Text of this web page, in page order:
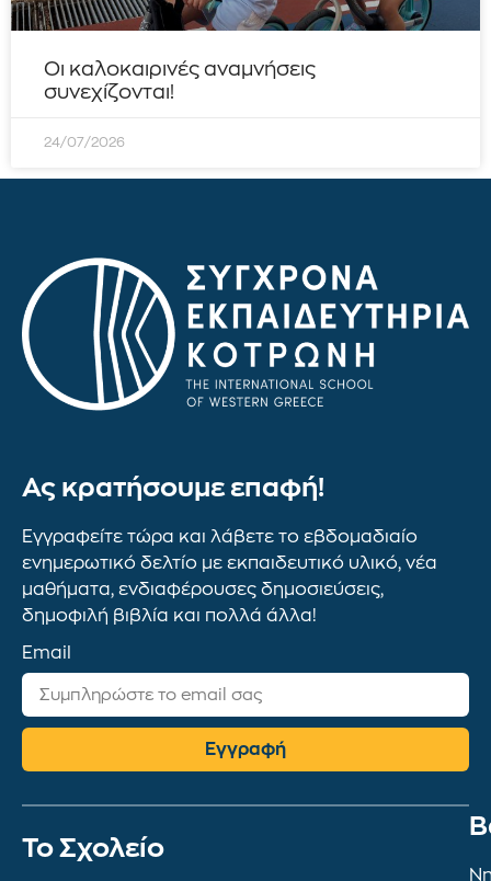
Οι καλοκαιρινές αναμνήσεις
συνεχίζονται!
24/07/2026
Ας κρατήσουμε επαφή!
Εγγραφείτε τώρα και λάβετε το εβδομαδιαίο
ενημερωτικό δελτίο με εκπαιδευτικό υλικό, νέα
μαθήματα, ενδιαφέρουσες δημοσιεύσεις,
δημοφιλή βιβλία και πολλά άλλα!
Email
Εγγραφή
To Σχολείο